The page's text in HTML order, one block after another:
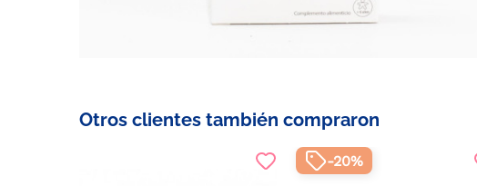
Otros clientes también compraron
-20%